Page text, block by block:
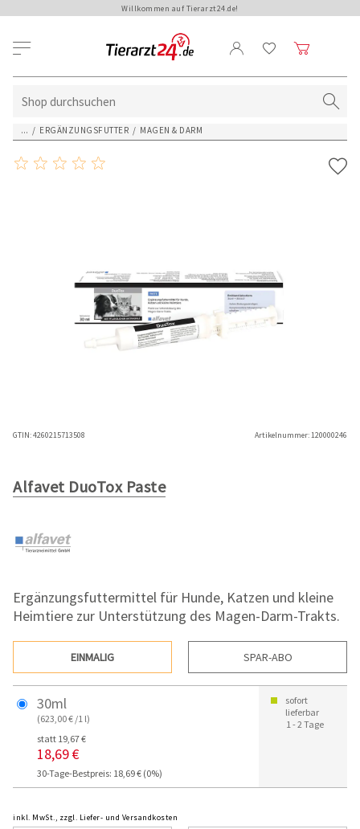
Willkommen auf Tierarzt24.de!
... / ERGÄNZUNGSFUTTER / MAGEN & DARM
GTIN:4260215713508 Artikelnummer:120000246
Alfavet DuoTox Paste
Ergänzungsfuttermittel für Hunde, Katzen und kleine
Heimtiere zur Unterstützung des Magen-Darm-Trakts.
EINMALIG SPAR-ABO
30ml
(623,00 € /1 l)
statt 19,67 €
18,69 €
30-Tage-Bestpreis: 18,69 € (0%)
sofort
lieferbar
1 - 2 Tage
inkl. MwSt., zzgl. Liefer- und Versandkosten